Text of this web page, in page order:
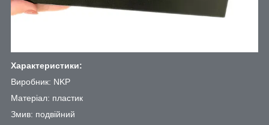
Характеристики:
Виробник: NKP
Матеріал: пластик
Змив: подвійний